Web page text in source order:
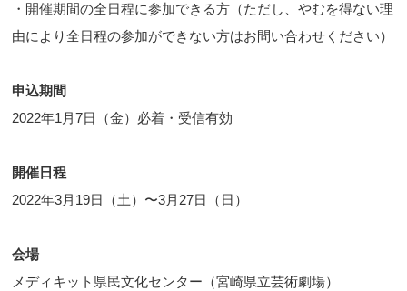
・開催期間の全日程に参加できる方（ただし、やむを得ない理
由により全日程の参加ができない方はお問い合わせください）
申込期間
2022年1月7日（金）必着・受信有効
開催日程
2022年3月19日（土）〜3月27日（日）
会場
メディキット県民文化センター（宮崎県立芸術劇場）